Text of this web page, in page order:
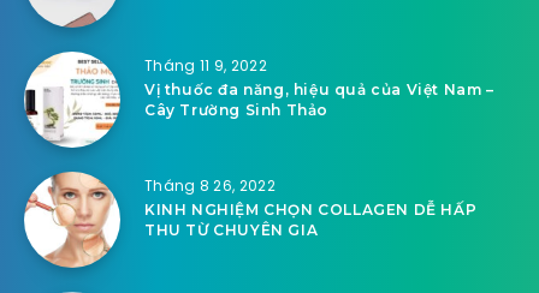
Tháng 11 9, 2022
Vị thuốc đa năng, hiệu quả của Việt Nam –
Cây Trường Sinh Thảo
Tháng 8 26, 2022
KINH NGHIỆM CHỌN COLLAGEN DỄ HẤP
THU TỪ CHUYÊN GIA